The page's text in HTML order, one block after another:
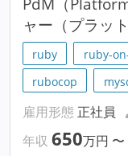
ャー（プラッ
ruby ruby-
rubocop
雇用形態 正社員
年収 650万円 〜